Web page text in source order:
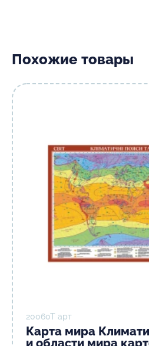
Похожие товары
20060T арт
Карта мира
и области мира